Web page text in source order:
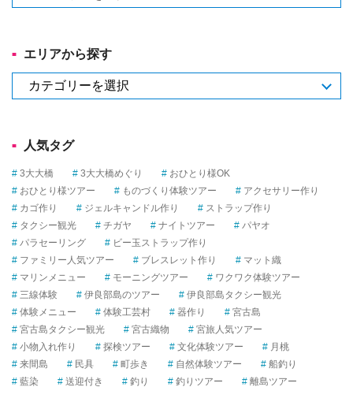
テ
―
か
エリアから探す
リ
ら
探
す
人気タグ
3大大橋 3大大橋めぐり
おひとり様OK
おひとり様ツアー
ものづくり体験ツアー
アクセサリー作り
カゴ作り
ジェルキャンドル作り
ストラップ作り
タクシー観光
チガヤ ナイトツアー
パヤオ
パラセーリング
ビー玉ストラップ作り
ファミリー人気ツアー
ブレスレット作り
マット織
マリンメニュー
モーニングツアー
ワクワク体験ツアー
三線体験
伊良部島のツアー
伊良部島タクシー観光
体験メニュー
体験工芸村 器作り
宮古島
宮古島タクシー観光
宮古織物
宮旅人気ツアー
小物入れ作り
探検ツアー 文化体験ツアー
月桃
来間島
民具 町歩き 自然体験ツアー
船釣り
藍染
送迎付き 釣り 釣りツアー 離島ツアー